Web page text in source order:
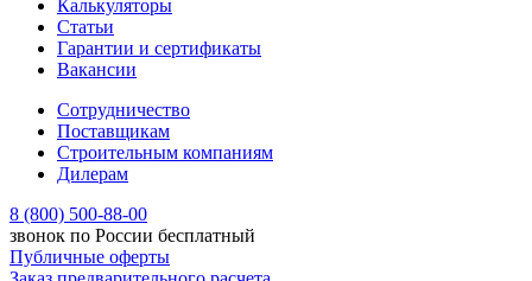
Калькуляторы
Статьи
Гарантии и сертификаты
Вакансии
Сотрудничество
Поставщикам
Строительным компаниям
Дилерам
8 (800) 500-88-00
звонок по России бесплатный
Публичные оферты